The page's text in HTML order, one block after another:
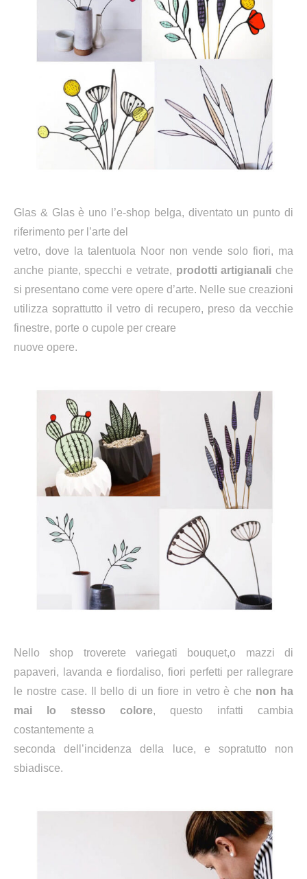
Glas & Glas è uno l’e-shop belga, diventato un punto di
riferimento per l’arte del
vetro, dove la talentuola Noor non vende solo fiori, ma
anche piante, specchi e vetrate, prodotti artigianali che
si presentano come vere opere d’arte. Nelle sue creazioni
utilizza soprattutto il vetro di recupero, preso da vecchie
finestre, porte o cupole per creare
nuove opere.
Nello shop troverete variegati bouquet,o mazzi di
papaveri, lavanda e fiordaliso, fiori perfetti per rallegrare
le nostre case. Il bello di un fiore in vetro è che non ha
mai lo stesso colore, questo infatti cambia
costantemente a
seconda dell’incidenza della luce, e sopratutto non
sbiadisce.